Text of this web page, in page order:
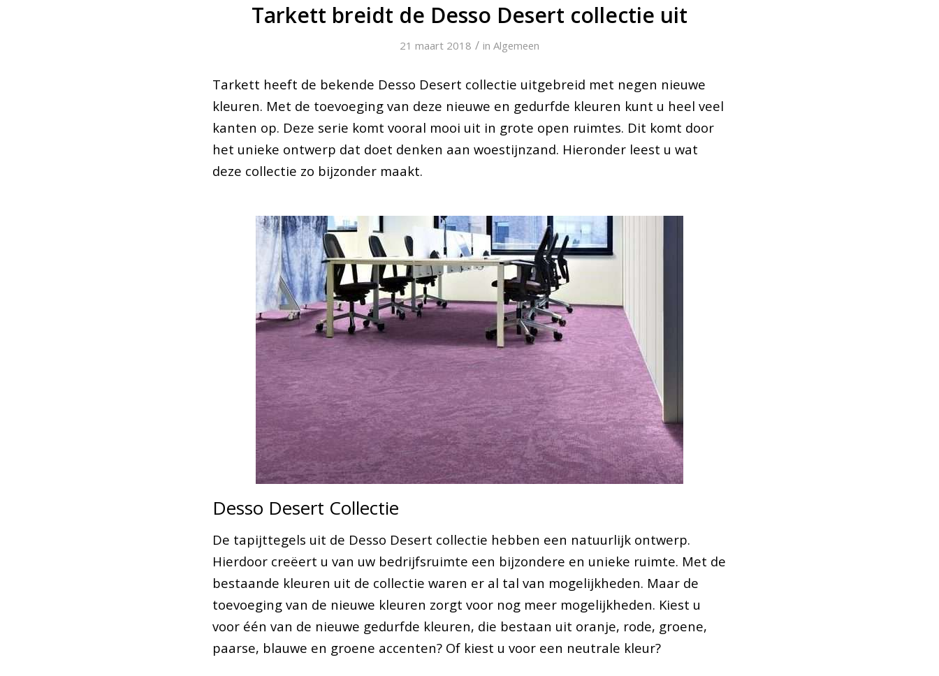
Tarkett breidt de Desso Desert collectie uit
21 maart 2018 / in Algemeen
Tarkett heeft de bekende Desso Desert collectie uitgebreid met negen nieuwe
kleuren. Met de toevoeging van deze nieuwe en gedurfde kleuren kunt u heel veel
kanten op. Deze serie komt vooral mooi uit in grote open ruimtes. Dit komt door
het unieke ontwerp dat doet denken aan woestijnzand. Hieronder leest u wat
deze collectie zo bijzonder maakt.
Desso Desert Collectie
De tapijttegels uit de Desso Desert collectie hebben een natuurlijk ontwerp.
Hierdoor creëert u van uw bedrijfsruimte een bijzondere en unieke ruimte. Met de
bestaande kleuren uit de collectie waren er al tal van mogelijkheden. Maar de
toevoeging van de nieuwe kleuren zorgt voor nog meer mogelijkheden. Kiest u
voor één van de nieuwe gedurfde kleuren, die bestaan uit oranje, rode, groene,
paarse, blauwe en groene accenten? Of kiest u voor een neutrale kleur?